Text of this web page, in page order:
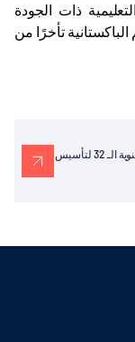
ذات الجودة
الباكستانية تأخرًا من
رئيس تيكا ينشر رسالة بمناسبة الذكرى السنوية الـ 32 لتأسيس